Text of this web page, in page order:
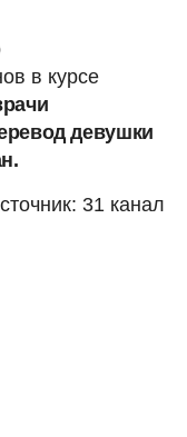
в курсе
девушки
31 канал